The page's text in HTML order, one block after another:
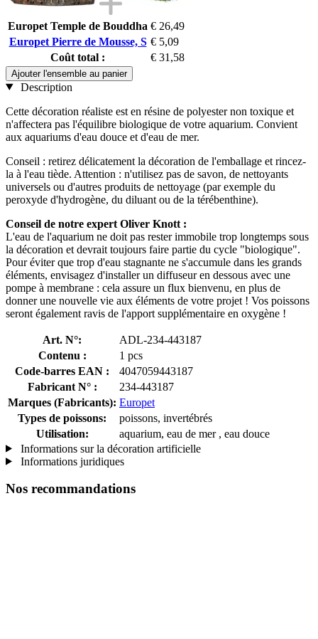
Europet Temple de Bouddha € 26,49
Europet Pierre de Mousse, S € 5,09
Coût total :
€ 31,58
Ajouter l'ensemble au panier
Description
Cette décoration réaliste est en résine de polyester non toxique et
n'affectera pas l'équilibre biologique de votre aquarium. Convient
aux aquariums d'eau douce et d'eau de mer.
Conseil : retirez délicatement la décoration de l'emballage et rincez-
la à l'eau tiède. Attention : n'utilisez pas de savon, de nettoyants
universels ou d'autres produits de nettoyage (par exemple du
peroxyde d'hydrogène, du diluant ou de la térébenthine).
Conseil de notre expert Oliver Knott :
L'eau de l'aquarium ne doit pas rester immobile trop longtemps sous
la décoration et devrait toujours faire partie du cycle "biologique".
Pour éviter que trop d'eau stagnante ne s'accumule dans les grands
éléments, envisagez d'installer un diffuseur en dessous avec une
pompe à membrane : cela assure un flux bienvenu, en plus de
donner une nouvelle vie aux éléments de votre projet ! Vos poissons
seront également ravis de l'apport supplémentaire en oxygène !
Art. N°:
ADL-234-443187
Contenu :
1 pcs
Code-barres EAN :
4047059443187
Fabricant N° :
234-443187
Marques (Fabricants): Europet
Types de poissons:
poissons, invertébrés
Utilisation:
aquarium, eau de mer , eau douce
Informations sur la décoration artificielle
Informations juridiques
Nos recommandations